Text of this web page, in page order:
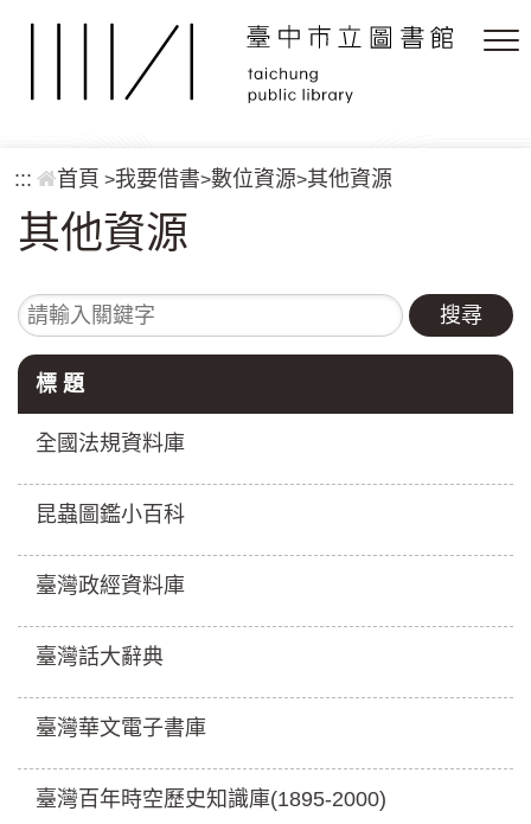
::: 首頁 >我要借書>數位資源>其他資源
其他資源
請輸入關鍵字
標 題
全國法規資料庫
昆蟲圖鑑小百科
臺灣政經資料庫
臺灣話大辭典
臺灣華文電子書庫
臺灣百年時空歷史知識庫(1895-2000)